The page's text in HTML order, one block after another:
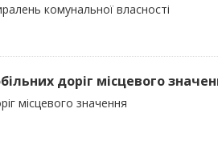
комунальної власності
доріг місцевого
місцевого значення